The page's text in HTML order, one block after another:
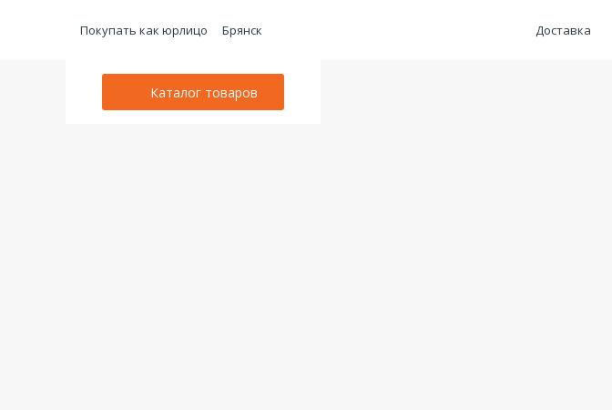
Покупать как юрлицо Брянск Доставка
Каталог товаров